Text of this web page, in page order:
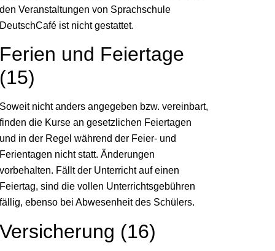
den Veranstaltungen von Sprachschule
DeutschCafé ist nicht gestattet.
Ferien und Feiertage
(15)
Soweit nicht anders angegeben bzw. vereinbart,
finden die Kurse an gesetzlichen Feiertagen
und in der Regel während der Feier- und
Ferientagen nicht statt. Änderungen
vorbehalten. Fällt der Unterricht auf einen
Feiertag, sind die vollen Unterrichtsgebühren
fällig, ebenso bei Abwesenheit des Schülers.
Versicherung (16)